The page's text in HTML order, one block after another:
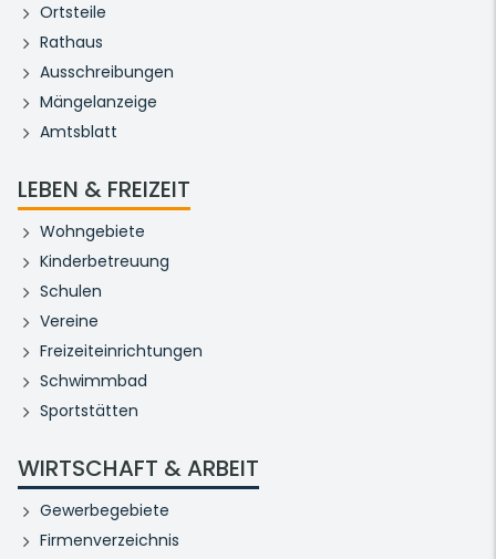
Ortsteile
Rathaus
Ausschreibungen
Mängelanzeige
Amtsblatt
LEBEN & FREIZEIT
Wohngebiete
Kinderbetreuung
Schulen
Vereine
Freizeiteinrichtungen
Schwimmbad
Sportstätten
WIRTSCHAFT & ARBEIT
Gewerbegebiete
Firmenverzeichnis